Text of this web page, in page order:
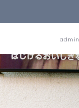
admin